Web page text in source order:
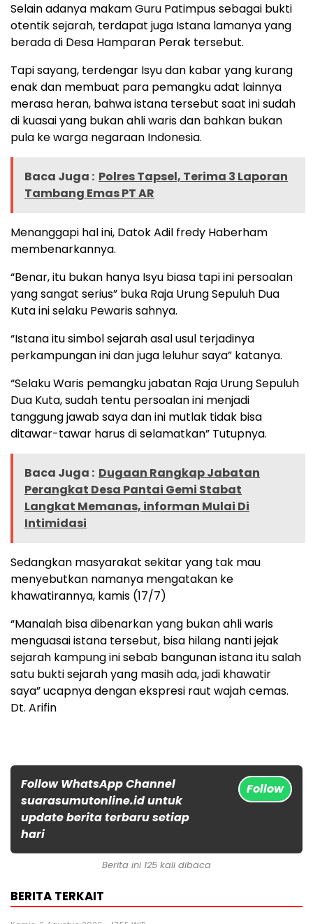
Selain adanya makam Guru Patimpus sebagai bukti
otentik sejarah, terdapat juga Istana lamanya yang
berada di Desa Hamparan Perak tersebut.
Tapi sayang, terdengar Isyu dan kabar yang kurang
enak dan membuat para pemangku adat lainnya
merasa heran, bahwa istana tersebut saat ini sudah
di kuasai yang bukan ahli waris dan bahkan bukan
pula ke warga negaraan Indonesia.
Baca Juga : Polres Tapsel, Terima 3 Laporan
Tambang Emas PT AR
Menanggapi hal ini, Datok Adil fredy Haberham
membenarkannya.
“Benar, itu bukan hanya Isyu biasa tapi ini persoalan
yang sangat serius” buka Raja Urung Sepuluh Dua
Kuta ini selaku Pewaris sahnya.
“Istana itu simbol sejarah asal usul terjadinya
perkampungan ini dan juga leluhur saya” katanya.
“Selaku Waris pemangku jabatan Raja Urung Sepuluh
Dua Kuta, sudah tentu persoalan ini menjadi
tanggung jawab saya dan ini mutlak tidak bisa
ditawar-tawar harus di selamatkan” Tutupnya.
Baca Juga : Dugaan Rangkap Jabatan
Perangkat Desa Pantai Gemi Stabat
Langkat Memanas, informan Mulai Di
Intimidasi
Sedangkan masyarakat sekitar yang tak mau
menyebutkan namanya mengatakan ke
khawatirannya, kamis (17/7)
“Manalah bisa dibenarkan yang bukan ahli waris
menguasai istana tersebut, bisa hilang nanti jejak
sejarah kampung ini sebab bangunan istana itu salah
satu bukti sejarah yang masih ada, jadi khawatir
saya” ucapnya dengan ekspresi raut wajah cemas.
Dt. Arifin
Follow WhatsApp Channel
suarasumutonline.id untuk
update berita terbaru setiap
hari
Follow
Berita ini 125 kali dibaca
BERITA TERKAIT